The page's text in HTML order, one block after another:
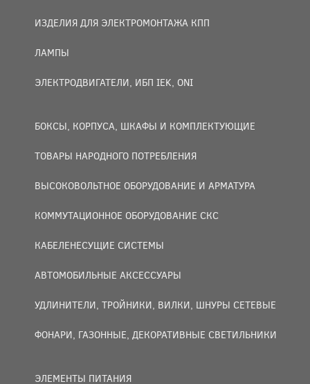
ИЗДЕЛИЯ ДЛЯ ЭЛЕКТРОМОНТАЖА КПП
ЛАМПЫ
ЭЛЕКТРОДВИГАТЕЛИ, ИБП IEK, ONI
БОКСЫ, КОРПУСА, ШКАФЫ И КОМПЛЕКТУЮЩИЕ
ТОВАРЫ НАРОДНОГО ПОТРЕБЛЕНИЯ
ВЫСОКОВОЛЬТНОЕ ОБОРУДОВАНИЕ И АРМАТУРА
КОММУТАЦИОННОЕ ОБОРУДОВАНИЕ СКС
КАБЕЛЕНЕСУЩИЕ СИСТЕМЫ
АВТОМОБИЛЬНЫЕ АКСЕССУАРЫ
УДЛИНИТЕЛИ, ТРОЙНИКИ, ВИЛКИ, ШНУРЫ СЕТЕВЫЕ
ФОНАРИ, ГАЗОННЫЕ, ДЕКОРАТИВНЫЕ СВЕТИЛЬНИКИ
ЭЛЕМЕНТЫ ПИТАНИЯ